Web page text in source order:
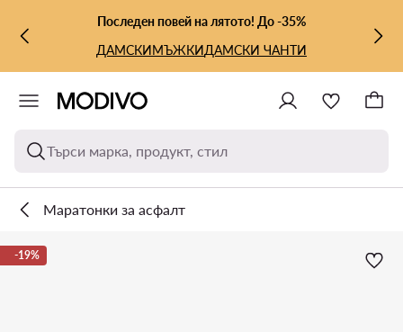
КЪМ ОСНОВНОТО СЪДЪРЖАНИЕ
КЪМ ТЪРСЕНЕПоследен повей на лятото! До -35%
ДАМСКИМЪЖКИДАМСКИ ЧАНТИ
Търси марка, продукт, стил
Маратонки за асфалт
-19%